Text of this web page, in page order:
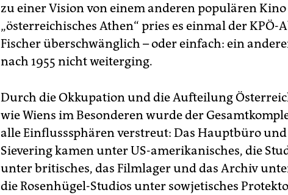
zu einer Vision von einem anderen populären
„österreichisches Athen“ pries es einmal der KPÖ-
Fischer überschwänglich – oder einfach: ein
nach 1955 nicht weiterging.
Durch die Okkupation und die Aufteilung
wie Wiens im Besonderen wurde der
alle Einflusssphären verstreut: Das Hauptbüro
Sievering kamen unter US-amerikanisches, die
unter britisches, das Filmlager und das Archiv
die Rosenhügel-Studios unter sowjetisches